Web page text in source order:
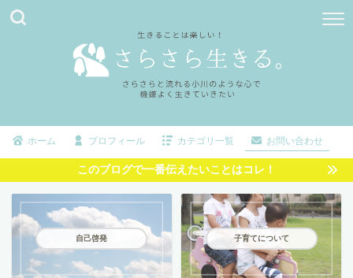
ホーム プロフィール カテゴリ一覧 お問い合わせ
このブログで一番伝えたいことはコレ！
自己啓発 子育てについて